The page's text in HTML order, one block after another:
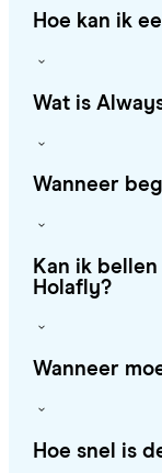
Hoe kan ik
Wat is
Wanneer
Kan ik bellen
Holafly?
Wanneer
Hoe snel is